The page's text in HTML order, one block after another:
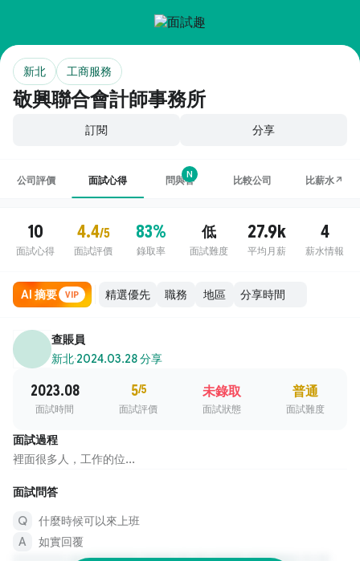
敬興聯合會計師事務所
新北 工商服務
訂閱 分享
公司評價 面試心得 問與答
N
比較公司 比薪水↗
10
面試心得
4.4/5
面試評價
83%
錄取率
低
面試難度
27.9k
平均月薪
4
薪水情報
AI 摘要 VIP 職務 地區
查賬員
新北·2024.03.28 分享
2023.08
面試時間
5/5
面試評價
未錄取
面試狀態
普通
面試難度
面試過程
裡面很多人，工作的位...
面試問答
什麼時候可以來上班
如實回覆